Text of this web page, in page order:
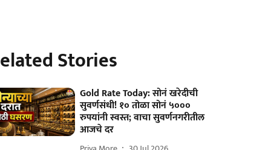
Stories
Gold Rate Today: सोनं खरेदीची
सुवर्णसंधी! १० तोळा सोनं ५०००
रुपयांनी स्वस्त; वाचा सुवर्णनगरीतील
आजचे दर